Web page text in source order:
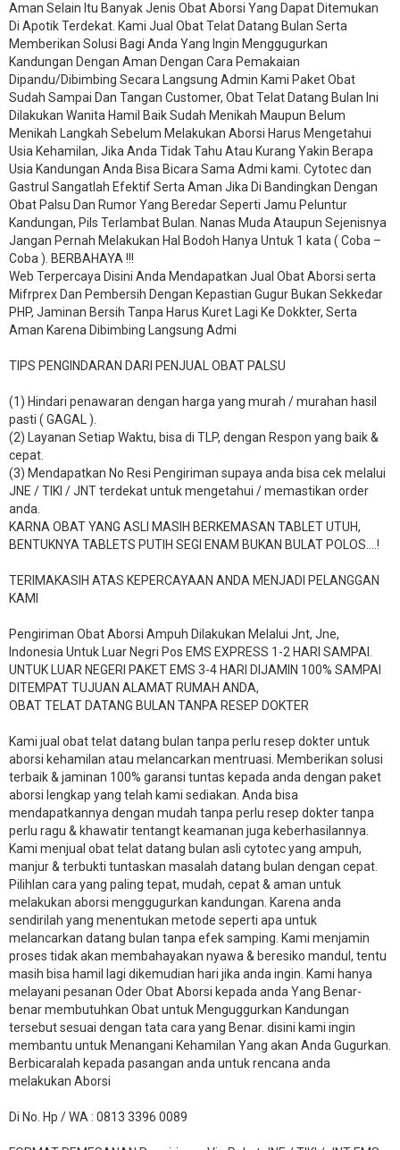
Aman Selain Itu Banyak Jenis Obat Aborsi Yang Dapat Ditemukan
Di Apotik Terdekat. Kami Jual Obat Telat Datang Bulan Serta
Memberikan Solusi Bagi Anda Yang Ingin Menggugurkan
Kandungan Dengan Aman Dengan Cara Pemakaian
Dipandu/Dibimbing Secara Langsung Admin Kami Paket Obat
Sudah Sampai Dan Tangan Customer, Obat Telat Datang Bulan Ini
Dilakukan Wanita Hamil Baik Sudah Menikah Maupun Belum
Menikah Langkah Sebelum Melakukan Aborsi Harus Mengetahui
Usia Kehamilan, Jika Anda Tidak Tahu Atau Kurang Yakin Berapa
Usia Kandungan Anda Bisa Bicara Sama Admi kami. Cytotec dan
Gastrul Sangatlah Efektif Serta Aman Jika Di Bandingkan Dengan
Obat Palsu Dan Rumor Yang Beredar Seperti Jamu Peluntur
Kandungan, Pils Terlambat Bulan. Nanas Muda Ataupun Sejenisnya
Jangan Pernah Melakukan Hal Bodoh Hanya Untuk 1 kata ( Coba –
Coba ). BERBAHAYA !!!
Web Terpercaya Disini Anda Mendapatkan Jual Obat Aborsi serta
Mifrprex Dan Pembersih Dengan Kepastian Gugur Bukan Sekkedar
PHP, Jaminan Bersih Tanpa Harus Kuret Lagi Ke Dokkter, Serta
Aman Karena Dibimbing Langsung Admi
TIPS PENGINDARAN DARI PENJUAL OBAT PALSU
(1) Hindari penawaran dengan harga yang murah / murahan hasil
pasti ( GAGAL ).
(2) Layanan Setiap Waktu, bisa di TLP, dengan Respon yang baik &
cepat.
(3) Mendapatkan No Resi Pengiriman supaya anda bisa cek melalui
JNE / TIKI / JNT terdekat untuk mengetahui / memastikan order
anda.
KARNA OBAT YANG ASLI MASIH BERKEMASAN TABLET UTUH,
BENTUKNYA TABLETS PUTIH SEGI ENAM BUKAN BULAT POLOS….!
TERIMAKASIH ATAS KEPERCAYAAN ANDA MENJADI PELANGGAN
KAMI
Pengiriman Obat Aborsi Ampuh Dilakukan Melalui Jnt, Jne,
Indonesia Untuk Luar Negri Pos EMS EXPRESS 1-2 HARI SAMPAI.
UNTUK LUAR NEGERI PAKET EMS 3-4 HARI DIJAMIN 100% SAMPAI
DITEMPAT TUJUAN ALAMAT RUMAH ANDA,
OBAT TELAT DATANG BULAN TANPA RESEP DOKTER
Kami jual obat telat datang bulan tanpa perlu resep dokter untuk
aborsi kehamilan atau melancarkan mentruasi. Memberikan solusi
terbaik & jaminan 100% garansi tuntas kepada anda dengan paket
aborsi lengkap yang telah kami sediakan. Anda bisa
mendapatkannya dengan mudah tanpa perlu resep dokter tanpa
perlu ragu & khawatir tentangt keamanan juga keberhasilannya.
Kami menjual obat telat datang bulan asli cytotec yang ampuh,
manjur & terbukti tuntaskan masalah datang bulan dengan cepat.
Pilihlan cara yang paling tepat, mudah, cepat & aman untuk
melakukan aborsi menggugurkan kandungan. Karena anda
sendirilah yang menentukan metode seperti apa untuk
melancarkan datang bulan tanpa efek samping. Kami menjamin
proses tidak akan membahayakan nyawa & beresiko mandul, tentu
masih bisa hamil lagi dikemudian hari jika anda ingin. Kami hanya
melayani pesanan Oder Obat Aborsi kepada anda Yang Benar-
benar membutuhkan Obat untuk Menguggurkan Kandungan
tersebut sesuai dengan tata cara yang Benar. disini kami ingin
membantu untuk Menangani Kehamilan Yang akan Anda Gugurkan.
Berbicaralah kepada pasangan anda untuk rencana anda
melakukan Aborsi
Di No. Hp / WA : 0813 3396 0089